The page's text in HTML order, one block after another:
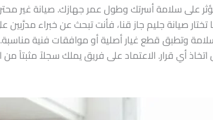
على سلامة أسرتك وطول عمر جهازك. صيانة غير
صيانة جليم جاز قنا، فأنت تبحث عن خبراء
وتطبق قطع غيار أصلية أو موافقات فنية
أي قرار. الاعتماد على فريق يملك سجلاً مثبتاً